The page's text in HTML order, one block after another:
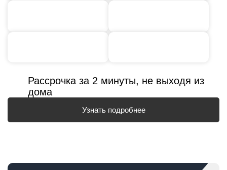
Рассрочка за 2 минуты, не выходя из
дома
Узнать подробнее